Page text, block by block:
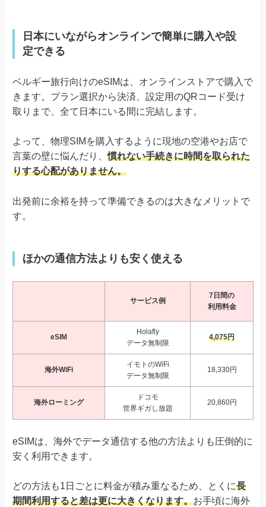
日本にいながらオンラインで簡単に購入や設
定できる
ベルギー旅行向けのeSIMは、オンラインストアで購入で
きます。プラン選択から決済、設定用のQRコード受け
取りまで、全て日本にいる間に完結します。
よって、物理SIMを購入するように現地の空港やお店で
言葉の壁に悩んだり、慣れない手続きに時間を取られた
りする心配がありません。
出発前に余裕を持って準備できるのは大きなメリットで
す。
ほかの通信方法よりも安く使える
サービス例
7日間の
利用料金
eSIM
Holafly
データ無制限
4,075円
海外WiFi
イモトのWiFi
データ無制限
18,330円
海外ローミング
ドコモ
世界ギガし放題
20,860円
eSIMは、海外でデータ通信する他の方法よりも圧倒的に
安く利用できます。
どの方法も1日ごとに料金が積み重なるため、とくに長
期間利用すると差は更に大きくなります。お手頃に海外